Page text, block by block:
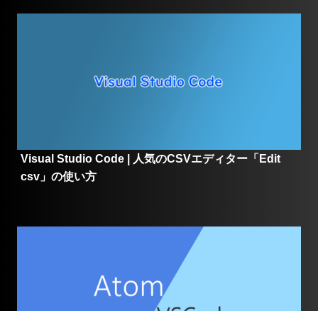
Visual Studio Code | 人気のCSVエディター「Edit
csv」の使い方